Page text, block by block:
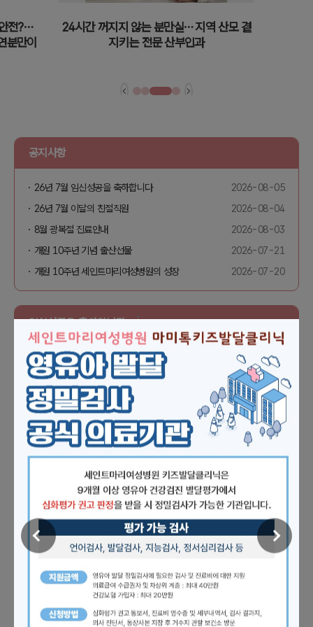
전?⋯
분만이
24시간 꺼지지 않는 분만실⋯ 지역 산모 곁
지키는 전문 산부인과
공지사항
26년 7월 임신성공을 축하합니다
2026-08-05
26년 7월 이달의 친절직원
2026-08-04
8월 광복절 진료안내
2026-08-03
개원 10주년 기념 출산선물
2026-07-21
개원 10주년 세인트마리여성병원의 성장
2026-07-20
임신성공을 축하합니다
임신성공일 성명
나이
2026.08.06.
김*원
29
2026.07.29.
41
2026.08.05.
장*니
37
2026.08.05.
한*희 32
MEDICAL DEPARTMENTS
세인트마리여성병원의
전문 클리닉